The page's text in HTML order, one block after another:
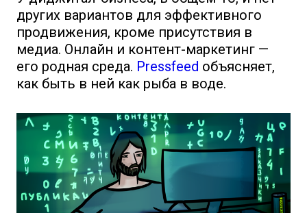
других вариантов для эффективного
продвижения, кроме присутствия в
медиа. Онлайн и контент-маркетинг —
его родная среда. Pressfeed объясняет,
как быть в ней как рыба в воде.